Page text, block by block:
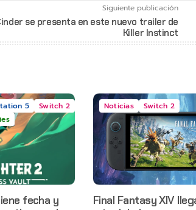
Siguiente publicación
se presenta en este nuevo trailer de
Killer Instinct
5
Switch 2
fecha y
Noticias Switch 2
Final Fantasy XIV